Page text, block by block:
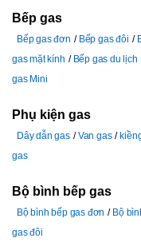
Bếp gas
Bếp gas đơn Bếp gas đôi
gas mặt kính
Bếp gas du lịch
gas Mini
Phụ kiện gas
Dây dẫn gas Van gas
gas
Bộ bình bếp gas
Bộ bình bếp gas đơn
Bộ
gas đôi